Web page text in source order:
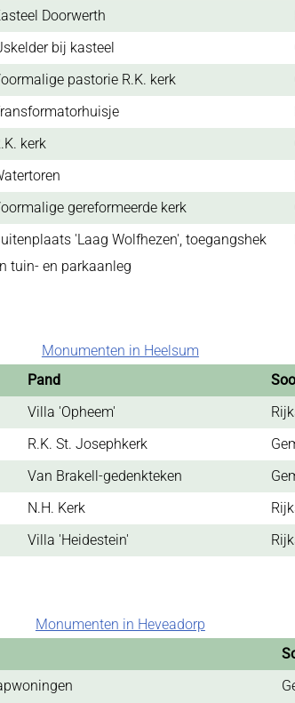
Doorwerth
bij kasteel
pastorie R.K. kerk
kerk
gereformeerde kerk
'Laag Wolfhezen', toegangshek
tuin- en parkaanleg
Monumenten in Heelsum
Pand
Villa 'Opheem'
R.K. St. Josephkerk
Van Brakell-gedenkteken
N.H. Kerk
Villa 'Heidestein'
Monumenten in Heveadorp